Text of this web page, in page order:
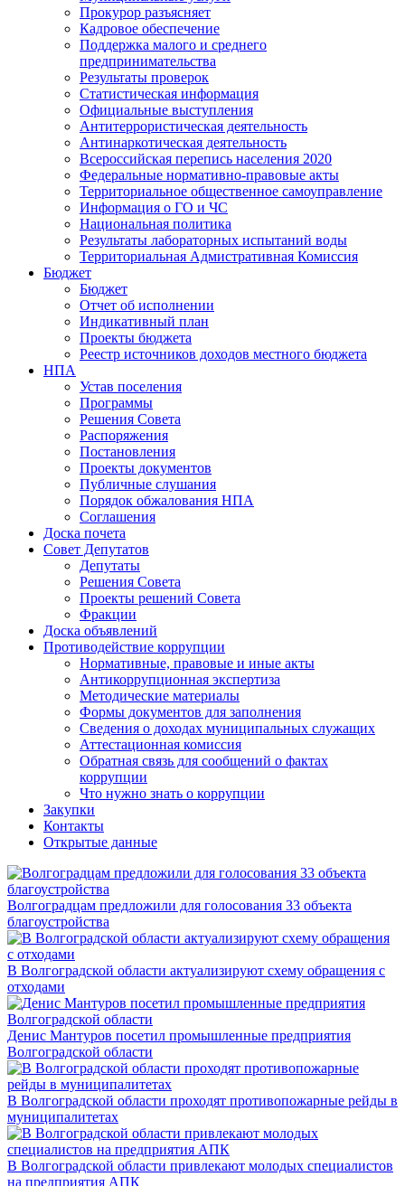
Прокурор разъясняет
Кадровое обеспечение
Поддержка малого и среднего
предпринимательства
Результаты проверок
Статистическая информация
Официальные выступления
Антитеррористическая деятельность
Антинаркотическая деятельность
Всероссийская перепись населения 2020
Федеральные нормативно-правовые акты
Территориальное общественное самоуправление
Информация о ГО и ЧС
Национальная политика
Результаты лабораторных испытаний воды
Территориальная Адмистративная Комиссия
Бюджет
Бюджет
Отчет об исполнении
Индикативный план
Проекты бюджета
Реестр источников доходов местного бюджета
НПА
Устав поселения
Программы
Решения Совета
Распоряжения
Постановления
Проекты документов
Публичные слушания
Порядок обжалования НПА
Соглашения
Доска почета
Совет Депутатов
Депутаты
Решения Совета
Проекты решений Совета
Фракции
Доска объявлений
Противодействие коррупции
Нормативные, правовые и иные акты
Антикоррупционная экспертиза
Методические материалы
Формы документов для заполнения
Сведения о доходах муниципальных служащих
Аттестационная комиссия
Обратная связь для сообщений о фактах
коррупции
Что нужно знать о коррупции
Закупки
Контакты
Открытые данные
Волгоградцам предложили для голосования 33 объекта
благоустройства
В Волгоградской области актуализируют схему обращения с
отходами
Денис Мантуров посетил промышленные предприятия
Волгоградской области
В Волгоградской области проходят противопожарные рейды в
муниципалитетах
В Волгоградской области привлекают молодых специалистов
на предприятия АПК